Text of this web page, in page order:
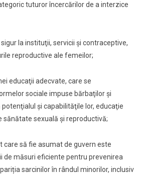
tuturor încercărilor de a interzice
la instituţii, servicii şi contraceptive,
reproductive ale femeilor;
educaţii adecvate, care se
sociale impuse bărbaţilor şi
şi capabilităţile lor, educaţie
sănătate sexuală şi reproductivă;
care să fie asumat de guvern este
de măsuri eficiente pentru prevenirea
sarcinilor în rândul minorilor, inclusiv